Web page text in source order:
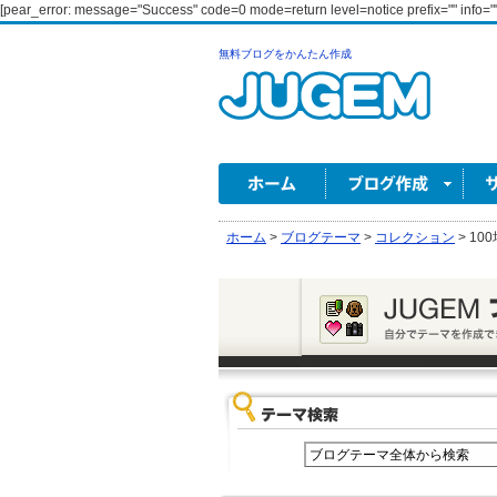
[pear_error: message="Success" code=0 mode=return level=notice prefix=""
無料ブログをかんたん作成
ホーム > ブログテーマ > コレクション > 100